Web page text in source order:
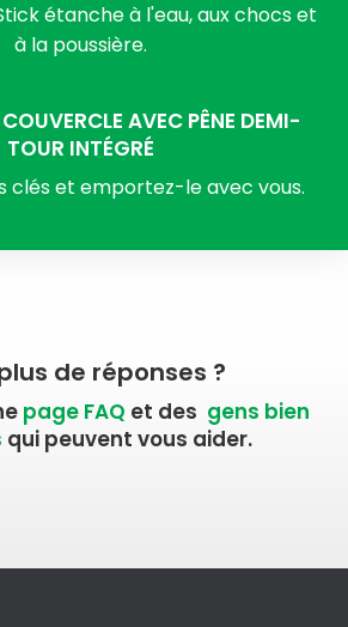
étanche à l'eau, aux chocs et
à la poussière.
AVEC PÊNE DEMI-
TOUR INTÉGRÉ
clés et emportez-le avec vous.
de réponses ?
page FAQ et des gens bien
qui peuvent vous aider.